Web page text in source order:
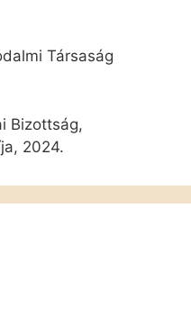
Társaság
Bizottság,
2024.